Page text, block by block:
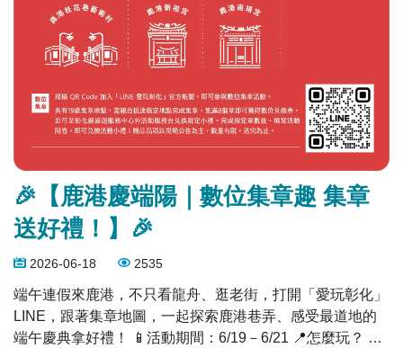
🎉【鹿港慶端陽｜數位集章趣 集章
送好禮！】🎉
2026-06-18 2535
端午連假來鹿港，不只看龍舟、逛老街，打開「愛玩彰化」
LINE，跟著集章地圖，一起探索鹿港巷弄、感受最道地的
端午慶典拿好禮！ 📱活動期間：6/19－6/21 📍怎麼玩？ 1️⃣